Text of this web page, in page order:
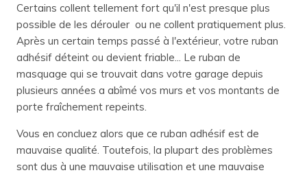
Certains collent tellement fort qu'il n'est presque plus
possible de les dérouler ou ne collent pratiquement plus.
Après un certain temps passé à l'extérieur, votre ruban
adhésif déteint ou devient friable... Le ruban de
masquage qui se trouvait dans votre garage depuis
plusieurs années a abîmé vos murs et vos montants de
porte fraîchement repeints.
Vous en concluez alors que ce ruban adhésif est de
mauvaise qualité. Toutefois, la plupart des problèmes
sont dus à une mauvaise utilisation et une mauvaise